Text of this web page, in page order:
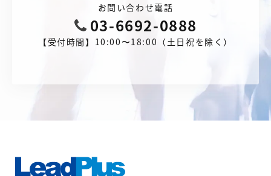
お問い合わせ電話
03-6692-0888
【受付時間】10:00〜18:00（土日祝を除く）